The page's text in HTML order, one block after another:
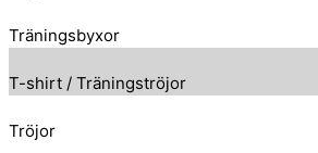
Träningsbyxor
T-shirt / Träningströjor
Tröjor